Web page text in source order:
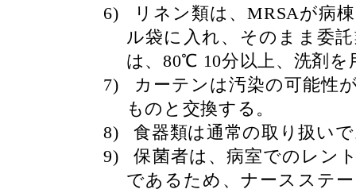
6)
リネン類は、MRSAが病
ル袋に入れ、そのまま委
は、 80℃ 10分以上、洗剤を
7)
カーテンは汚染の可能性
ものと交換する。
8)
食器類は通常の取り扱い
9)
保菌者は、病室でのレン
であるため、ナースステ